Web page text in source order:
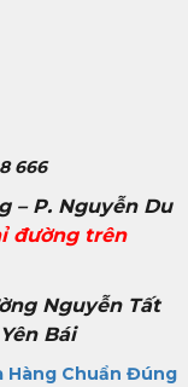
666
– P. Nguyễn Du
đường trên
Nguyễn Tất
Bái
Hàng Chuẩn Đúng